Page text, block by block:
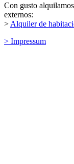
Con gusto
externos:
> Alquiler de
> Impressum